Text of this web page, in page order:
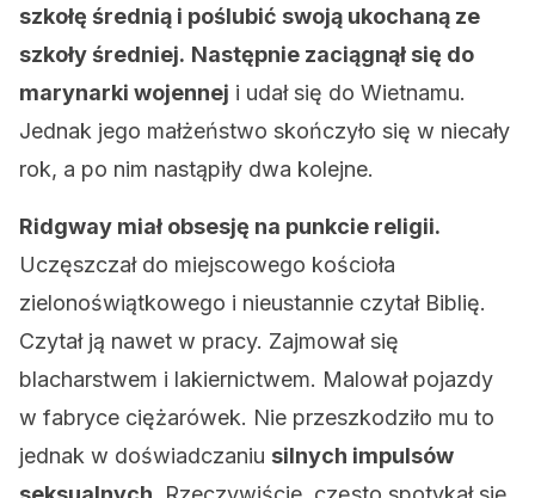
szkołę średnią i poślubić swoją ukochaną ze
szkoły średniej. Następnie zaciągnął się do
marynarki wojennej i udał się do Wietnamu.
Jednak jego małżeństwo skończyło się w niecały
rok, a po nim nastąpiły dwa kolejne.
Ridgway miał obsesję na punkcie religii.
Uczęszczał do miejscowego kościoła
zielonoświątkowego i nieustannie czytał Biblię.
Czytał ją nawet w pracy. Zajmował się
blacharstwem i lakiernictwem. Malował pojazdy
w fabryce ciężarówek. Nie przeszkodziło mu to
jednak w doświadczaniu silnych impulsów